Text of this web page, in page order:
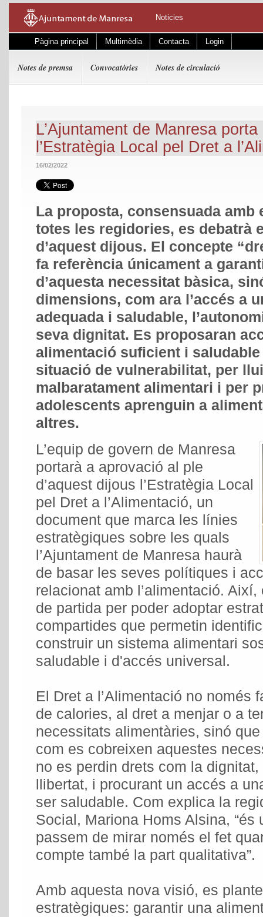
Noticies
Pàgina principal Multimèdia Contacta Login
Notes de premsa Convocatòries Notes de circulació
L’Ajuntament de Manresa
l’Estratègia Local pel Dret a
16/02/2022
La proposta, consensuada amb
totes les regidories, es debatrà
d’aquest dijous. El concepte
fa referència únicament a
d’aquesta necessitat bàsica,
dimensions, com ara l’accés a
adequada i saludable,
seva dignitat. Es proposaran
alimentació suficient i
situació de vulnerabilitat, per
malbaratament alimentari i per
adolescents aprenguin a
altres.
L’equip de govern de Manresa
portarà a aprovació al ple
d’aquest dijous l’Estratègia Local
pel Dret a l’Alimentació, un
document que marca les línies
estratègiques sobre les quals
l’Ajuntament de Manresa haurà
de basar les seves polítiques i
relacionat amb l’alimentació.
de partida per poder adoptar
compartides que permetin
construir un sistema alimentari
saludable i d'accés universal.
El Dret a l’Alimentació no només
de calories, al dret a menjar o a
necessitats alimentàries, sinó
com es cobreixen aquestes
no es perdin drets com la dignitat,
llibertat, i procurant un accés a
ser saludable. Com explica la
Social, Mariona Homs Alsina, “és
passem de mirar només el fet
compte també la part qualitativa”.
Amb aquesta nova visió, es
estratègiques: garantir una